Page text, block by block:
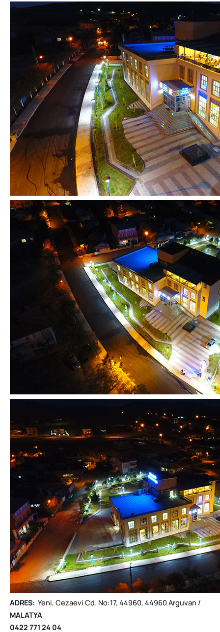
ADRES: Yeni, Cezaevi Cd. No:17, 44960, 44960 Arguvan /
MALATYA
0422 771 24 04